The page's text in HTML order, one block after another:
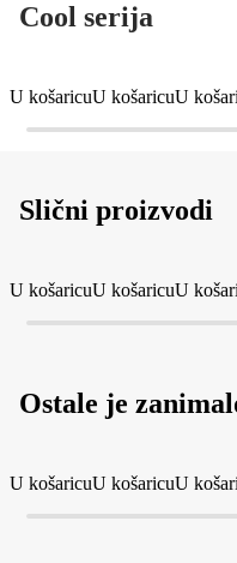
Cool serija
U košaricuU košaricuU
Slični proizvodi
U košaricuU košaricuU
Ostale je
U košaricuU košaricuU